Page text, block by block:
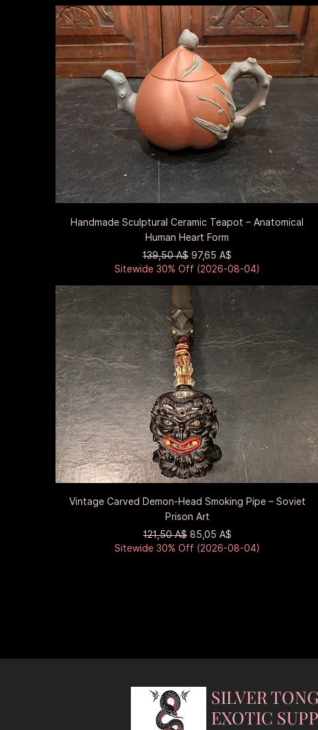
Быстрый просмотр
Handmade Sculptural Ceramic Teapot – Anatomical
Human Heart Form
Обычная цена
139,50 A$ Цена со скидкой
97,65 A$
Sitewide 30% Off (2026-08-04)
Быстрый просмотр
Vintage Carved Demon-Head Smoking Pipe – Soviet
Prison Art
Обычная цена
121,50 A$ Цена со скидкой
85,05 A$
Sitewide 30% Off (2026-08-04)
SILVER
EXOTIC